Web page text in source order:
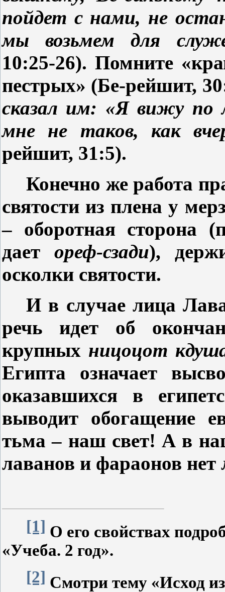
пойдет с нами, не
мы возьмем для
10:25-26). Помните
пестрых» (Бе-рейшит,
сказал им: «Я вижу по
мне не таков, как
рейшит, 31:5).
Конечно же работа
святости из плена у
– оборотная сторона (
дает ореф-сзади),
осколки святости.
И в случае лица
речь идет об
крупных ницоцот
Египта означает
оказавшихся в
выводит обогащение
тьма – наш свет! А в
лаванов и фараонов нет
[1] О его свойствах
«Учеба. 2 год».
[2] Смотри тему «Исход